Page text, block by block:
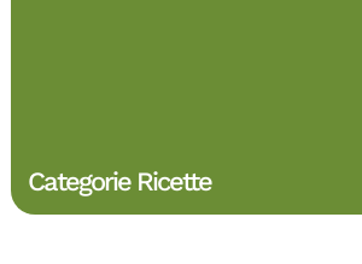
Categorie Ricette